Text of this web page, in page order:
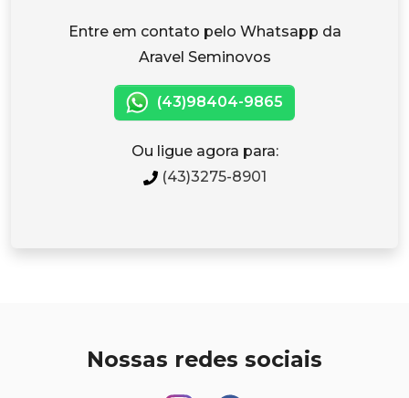
Entre em contato pelo Whatsapp da
Aravel Seminovos
(43)98404-9865
Ou ligue agora para:
(43)3275-8901
Nossas redes sociais